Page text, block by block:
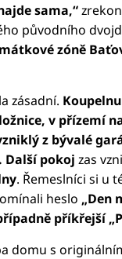
sama,“
původního
zóně
zásadní.
v přízemí
z bývalé
Další pokoj zas
. Řemeslníci si u
heslo „Den
příkřejší
domu s